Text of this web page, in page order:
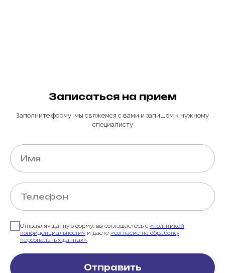
Записаться на прием
Заполните форму, мы свяжемся с вами и запишем к нужному
специалисту
Отправляя данную форму, вы соглашаетесь с «политикой
конфиденциальности» и даете «согласие на обработку
персональных данных»
Отправить